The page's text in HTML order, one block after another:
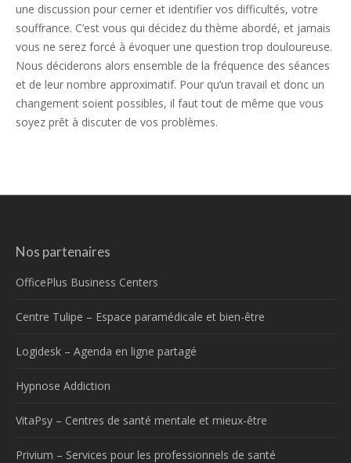
une discussion pour cerner et identifier vos difficultés, votre
souffrance. C’est vous qui décidez du thème abordé, et jamais
vous ne serez forcé à évoquer une question trop douloureuse.
Nous déciderons alors ensemble de la fréquence des séances
et de leur nombre approximatif. Pour qu’un travail et donc un
changement soient possibles, il faut tout de même que vous
soyez prêt à discuter de vos problèmes.
Nos partenaires
OfficePlus Business Centers
Centre Tulipe – Espace paramédicale et bien-être
Logidesk – Agenda en ligne partagé
Hypnose Addiction
VitaPsy – Centres de santé mentale et mieux-être
Privium – Services pour les professionnels de santé